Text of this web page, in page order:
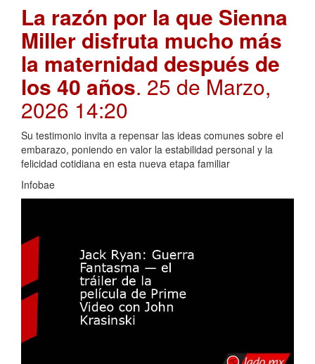
La razón por la que Sienna
Miller disfruta mucho más
la maternidad después de
los 40 años. 25 de Marzo,
2026 14:20
Su testimonio invita a repensar las ideas comunes sobre el
embarazo, poniendo en valor la estabilidad personal y la
felicidad cotidiana en esta nueva etapa familiar
Infobae